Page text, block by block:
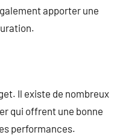
apporter une
Il existe de nombreux
qui offrent une bonne
performances.